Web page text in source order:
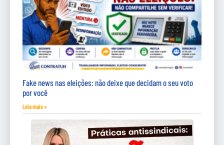
Fake news nas eleições: não deixe que decidam o seu voto
por você
Leia mais »